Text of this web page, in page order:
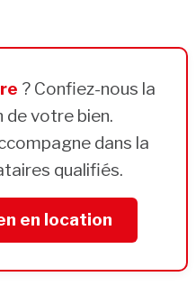
? Confiez-nous la
de votre bien.
dans la
qualifiés.
en location